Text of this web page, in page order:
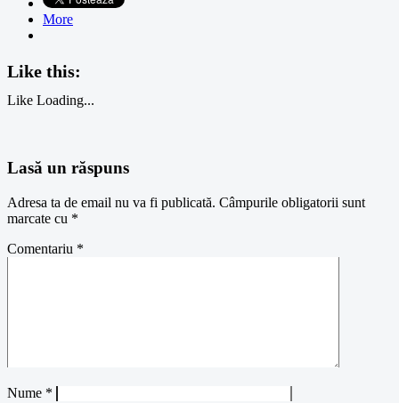
More
Like this:
Like Loading...
Lasă un răspuns
Adresa ta de email nu va fi publicată. Câmpurile obligatorii sunt
marcate cu *
Comentariu *
Nume *